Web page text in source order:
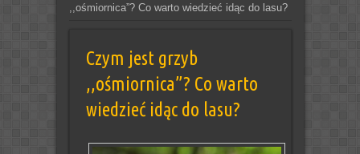
,,ośmiornica”? Co warto wiedzieć idąc do lasu?
Czym jest grzyb
,,ośmiornica”? Co warto
wiedzieć idąc do lasu?